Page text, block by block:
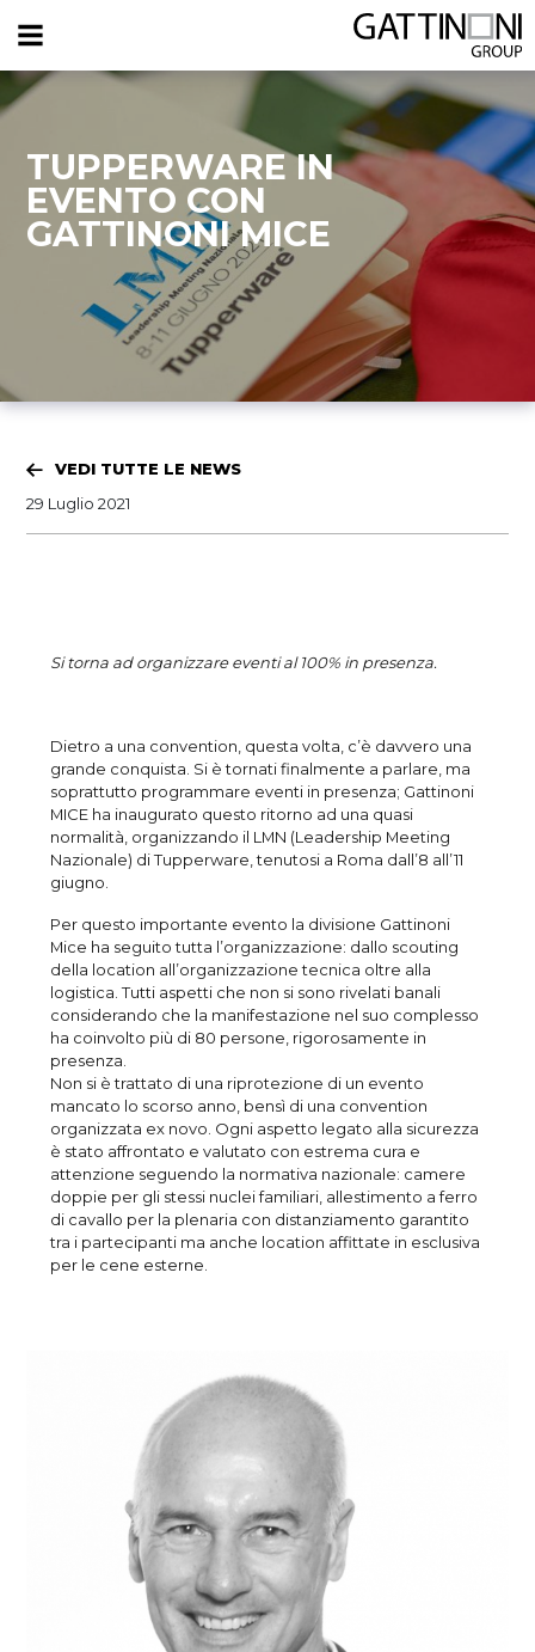
TUPPERWARE IN
EVENTO CON
GATTINONI MICE
VEDI TUTTE LE NEWS
29 Luglio 2021
Si torna ad organizzare eventi al 100% in presenza.
Dietro a una convention, questa volta, c’è davvero una
grande conquista. Si è tornati finalmente a parlare, ma
soprattutto programmare eventi in presenza; Gattinoni
MICE ha inaugurato questo ritorno ad una quasi
normalità, organizzando il LMN (Leadership Meeting
Nazionale) di Tupperware, tenutosi a Roma dall’8 all’11
giugno.
Per questo importante evento la divisione Gattinoni
Mice ha seguito tutta l’organizzazione: dallo scouting
della location all’organizzazione tecnica oltre alla
logistica. Tutti aspetti che non si sono rivelati banali
considerando che la manifestazione nel suo complesso
ha coinvolto più di 80 persone, rigorosamente in
presenza.
Non si è trattato di una riprotezione di un evento
mancato lo scorso anno, bensì di una convention
organizzata ex novo. Ogni aspetto legato alla sicurezza
è stato affrontato e valutato con estrema cura e
attenzione seguendo la normativa nazionale: camere
doppie per gli stessi nuclei familiari, allestimento a ferro
di cavallo per la plenaria con distanziamento garantito
tra i partecipanti ma anche location affittate in esclusiva
per le cene esterne.